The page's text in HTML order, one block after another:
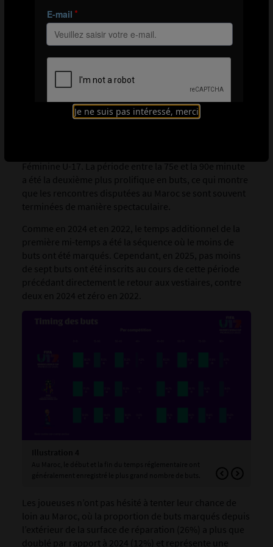
Je ne suis pas intéressé, merci
BUTS EN DÉBUT DE MATCH ET FRAPPES
LOINTAINES
Quand les équipes ont-elles été le plus prolifiques ?
d’heure de jeu a donné lieu à davantage de buts que
Féminine U-17. La période entre la 75e et la 90e minute
a été la deuxième plus prolifique en buts, ce qui montre
que les rencontres disputées au Maroc se sont souvent
terminées de manière spectaculaire.
Comme en 2024 et en 2022, le temps additionnel de la
première mi-temps a été la séquence où le moins de
buts ont été marqués. Cependant, en 2025, pas moins
de sept buts ont été inscrits au cours de cette période
précédant directement le retour aux vestiaires, contre
deux en 2024 et zéro en 2022.
Les joueuses n’ont pas hésité à tenter leur chance de
loin au Maroc, où la proportion de buts marqués depuis
l’extérieur de la surface de réparation (26%) a plus que
doublé par rapport à 2024 (12%) et représente une